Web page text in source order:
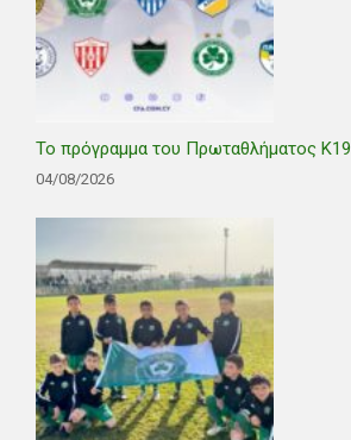
Το πρόγραμμα του Πρωταθλήματος Κ19
04/08/2026